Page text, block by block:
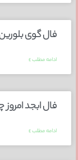
فال گوی بلورین
ادامه مطلب »
فال ابجد امروز
ادامه مطلب »